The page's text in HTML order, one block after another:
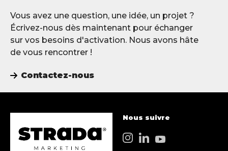
Vous avez une question, une idée, un projet ?
Écrivez-nous dès maintenant pour échanger
sur vos besoins d'activation. Nous avons hâte
de vous rencontrer !
Contactez-nous
Nous suivre